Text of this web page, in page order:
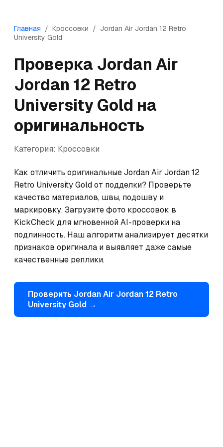
Главная / Кроссовки / Jordan Air Jordan 12 Retro
University Gold
Проверка Jordan Air
Jordan 12 Retro
University Gold на
оригинальность
Категория: Кроссовки
Как отличить оригинальные Jordan Air Jordan 12
Retro University Gold от подделки? Проверьте
качество материалов, швы, подошву и
маркировку. Загрузите фото кроссовок в
KickCheck для мгновенной AI-проверки на
подлинность. Наш алгоритм анализирует десятки
признаков оригинала и выявляет даже самые
качественные реплики.
Проверить JordanAir Jordan 12 Retro
University Gold →